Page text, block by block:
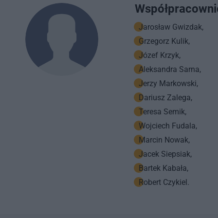
Jarosław Gwizdak,
Grzegorz Kulik,
Józef Krzyk,
Aleksandra Sarna,
Jerzy Markowski,
Dariusz Zalega,
Teresa Semik,
Wojciech Fudala,
Marcin Nowak,
Jacek Siepsiak,
Bartek Kabała,
Robert Czykiel.